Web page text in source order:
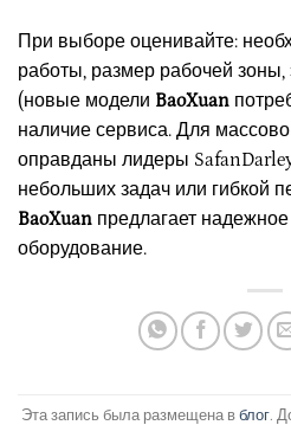
При выборе оценивайте:
работы, размер рабочей
(новые модели BaoXuan
наличие сервиса. Для
оправданы лидеры
небольших задач или гибкой
BaoXuan предлагает
оборудование.
Эта запись была размещена в блог.